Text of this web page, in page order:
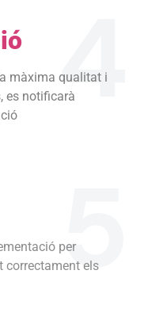
4
màxima qualitat i
es notificarà
5
per
correctament els